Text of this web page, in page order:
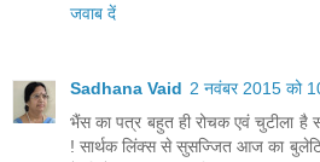
जवाब दें
Sadhana Vaid 2 नवंबर 2015 को
भैंस का पत्र बहुत ही रोचक एवं चुटीला है
! सार्थक लिंक्स से सुसज्जित आज का